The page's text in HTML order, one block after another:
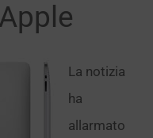
La notizia
ha
allarmato